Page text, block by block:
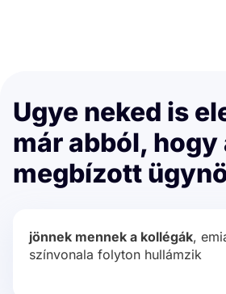
Ugye neked is
már abból, hogy
megbízott
jönnek mennek a kollégák,
színvonala folyton hullámzik